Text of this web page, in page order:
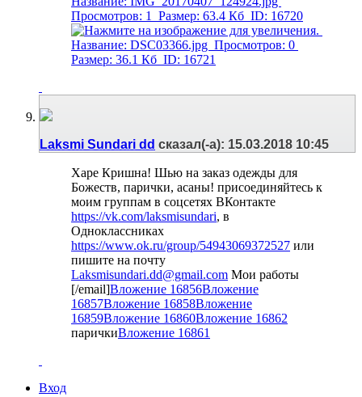
Laksmi Sundari dd сказал(-а): 15.03.2018 10:45
Харе Кришна! Шью на заказ одежды для
Божеств, парички, асаны! присоединяйтесь к
моим группам в соцсетях ВКонтакте
https://vk.com/laksmisundari, в
Одноклассниках
https://www.ok.ru/group/54943069372527 или
пишите на почту
Laksmisundari.dd@gmail.com Мои работы
[/email]Вложение 16856Вложение
16857Вложение 16858Вложение
16859Вложение 16860Вложение 16862
паричкиВложение 16861
Вход